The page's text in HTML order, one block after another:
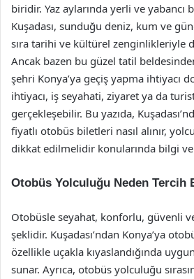
biridir. Yaz aylarında yerli ve yabancı
Kuşadası, sunduğu deniz, kum ve
sıra tarihi ve kültürel zenginlikleriyle
Ancak bazen bu güzel tatil
şehri Konya’ya geçiş yapma ihtiyacı
ihtiyacı, iş seyahati, ziyaret ya da
gerçekleşebilir. Bu yazıda,
fiyatlı otobüs biletleri nasıl alınır,
dikkat edilmelidir konularında bilgi
Otobüs Yolculuğu Neden Tercih
Otobüsle seyahat, konforlu, güvenli
şeklidir. Kuşadası’ndan Konya’ya
özellikle uçakla kıyaslandığında
sunar. Ayrıca, otobüs yolculuğu